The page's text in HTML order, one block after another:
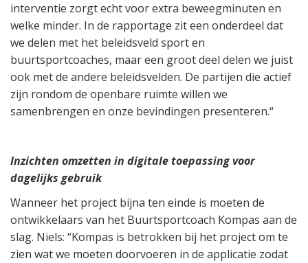
interventie zorgt echt voor extra beweegminuten en
welke minder. In de rapportage zit een onderdeel dat
we delen met het beleidsveld sport en
buurtsportcoaches, maar een groot deel delen we juist
ook met de andere beleidsvelden. De partijen die actief
zijn rondom de openbare ruimte willen we
samenbrengen en onze bevindingen presenteren.“
Inzichten omzetten in digitale toepassing voor
dagelijks gebruik
Wanneer het project bijna ten einde is moeten de
ontwikkelaars van het Buurtsportcoach Kompas aan de
slag. Niels: “Kompas is betrokken bij het project om te
zien wat we moeten doorvoeren in de applicatie zodat